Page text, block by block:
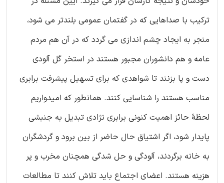
ترکیب با صداهایی که در گفتمان عمومی بلندتر می شود،
منجر به ایجاد چشم اندازی می گردد که در آن هم مردم
عامه و هم دانشوران مجبور هستند در استخر گل آلودی
دست و پا بزنند تا شواهدی که برای تسهیل پیشرفت برابری
مناسب هستند را شناسایی کنند. همانطور که امیدواریم
لحظۀ حائز اهمیت کنونی برابری نژادی تبدیل به جنبشی
پایدار شود، اگر اشتیاق حال حاضر از بین برود و گردشگران
به خانه برگردند، آلودگی و حل شدگی همچنان مخرب و پر
هزینه هستند. اعضای اجتماع باید تلاش کنند تا مطالعات